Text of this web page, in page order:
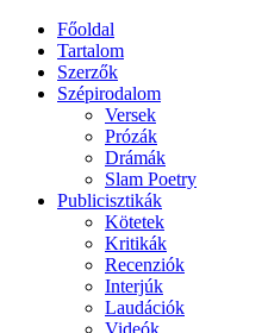
Főoldal
Tartalom
Szerzők
Szépirodalom
Versek
Prózák
Drámák
Slam Poetry
Publicisztikák
Kötetek
Kritikák
Recenziók
Interjúk
Laudációk
Videók